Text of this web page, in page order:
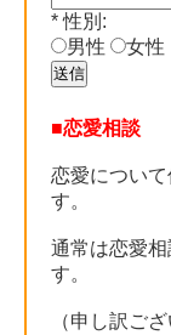
* 性別:
男性
女性
■恋愛相談
恋愛につい
す。
通常は恋愛相
す。
（申し訳ご